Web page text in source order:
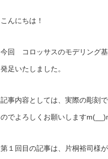
こんにちは！
今回 コロッサスのモデリング
発足いたしました。
記事内容としては、実際の彫刻
のでよろしくお願いします
第１回目の記事は、片桐裕司様